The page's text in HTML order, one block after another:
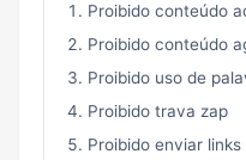
Proibido conteúdo
Proibido conteúdo
Proibido uso de
Proibido trava zap
Proibido enviar links